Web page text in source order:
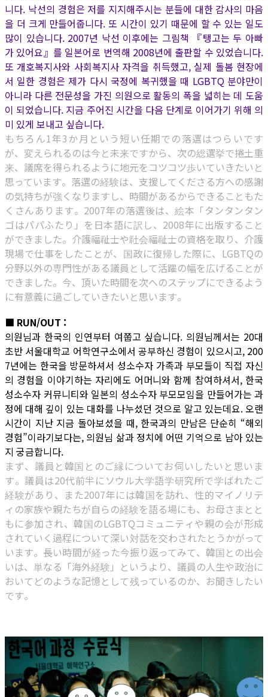
니다. 낙선의 경험은 저를 지지해주시는 분들에 대한 감사의 마음
을 더 크게 만들어줍니다. 또 시간이 있기 때문에 할 수 있는 일도
많이 있습니다. 2007년 낙선 이후에는 그림책 『탱고는 두 아빠
가 있어요』를 일본어로 번역해 2008년에 출판할 수 있었습니다.
또 개호복지사와 사회복지사 자격을 취득했고, 실제 돌봄 현장에
서 일한 경험은 제가 다시 국정에 복귀했을 때 LGBTQ 분야만이
아니라 다른 전문성을 가진 의원으로 활동의 폭을 넓히는 데 도움
이 되었습니다. 지금 주어진 시간을 다음 단계로 이어가기 위해 의
미 있게 보내고 싶습니다.
もちろん1年3か月という短い任期での落選はつらいです
が、変えられるのは今と未来ですから、次の総選挙で捲土重
来、議席を得られるように地元をコツコツ歩いていきたいと
思っています。落選の経験は、支援してくださる方への感謝
の気持ちが強くなりますし、時間があるからできることもた
くさんあります。2007年の落選後は、絵本「タンタンタン
ゴはパパふたり」を日本語に訳し、2008年に出版すること
ができました。介護福祉士や社会福祉士の資格を取り、介護
現場で仕事をしたことが、国政に復帰した際に、LGBTQの
分野以外の専門性がある議員として活躍の幅を広げることが
できました。今、頂いた時間を次へのステップにできるよう
に有意義に過ごしていきたいと思います。
■ RUN/OUT :
의원님과 한국의 인연부터 여쭙고 싶습니다. 의원님께서는 20대
초반 서울대학교 어학연구소에서 공부하신 경험이 있으시고, 200
7년에는 한국을 방문하셔서 성소수자 가족과 부모들이 직접 자신
의 경험을 이야기하는 자리에도 어머니와 함께 참여하셔서, 한국
성소수자 커뮤니티와 일본의 성소수자 부모모임을 만들어가는 과
정에 대해 깊이 있는 대화를 나누셨던 것으로 알고 있는데요. 오랜
시간이 지난 지금 돌아보셨을 때, 한국과의 만남은 단순히 “해외
경험”이라기보다는, 의원님 삶과 정치에 어떤 기억으로 남아 있는
지 궁금합니다.
まず、議員と韓国とのご縁についてお伺いしたいと思いま
す。議員は20代前半にソウル大学語学研究所で学ばれたご
経験があり、また2007年には韓国を訪れ、性的マイノリテ
ィの家族や親たちが自らの経験を語る場にも、お母さまとと
もに参加され、韓国のLGBTQコミュニティや親の会が形成
されていく過程について深い対話を交わされたとうかがって
います。長い時間が経った今振り返ってみて、韓国との出会
いは、単なる「海外経験」というより、議員の人生や政治に
おいてどのような記憶として残っているのか、お聞きしたい
です。